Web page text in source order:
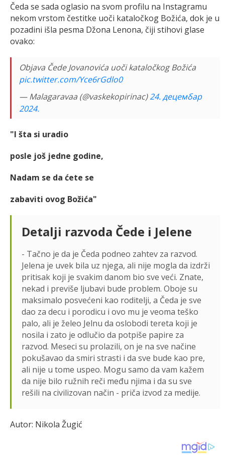
Čeda se sada oglasio na svom profilu na Instagramu
nekom vrstom čestitke uoči kataločkog Božića, dok je u
pozadini išla pesma Džona Lenona, čiji stihovi glase
ovako:
Objava Čede Jovanovića uoči kataločkog Božića
pic.twitter.com/Yce6rGdlo0
— Malagaravaa (@vaskekopirinac)24. децембар
2024.
"I šta si uradio
posle još jedne godine,
Nadam se da ćete se
zabaviti ovog Božića"
Detalji razvoda Čede i Jelene
- Tačno je da je Čeda podneo zahtev za razvod.
Jelena je uvek bila uz njega, ali nije mogla da izdrži
pritisak koji je svakim danom bio sve veći. Znate,
nekad i previše ljubavi bude problem. Oboje su
maksimalo posvećeni kao roditelji, a Čeda je sve
dao za decu i porodicu i ovo mu je veoma teško
palo, ali je želeo Jelnu da oslobodi tereta koji je
nosila i zato je odlučio da potpiše papire za
razvod. Meseci su prolazili, on je na sve načine
pokušavao da smiri strasti i da sve bude kao pre,
ali nije u tome uspeo. Mogu samo da vam kažem
da nije bilo ružnih reči među njima i da su sve
rešili na civilizovan način - priča izvod za medije.
Autor: Nikola Žugić